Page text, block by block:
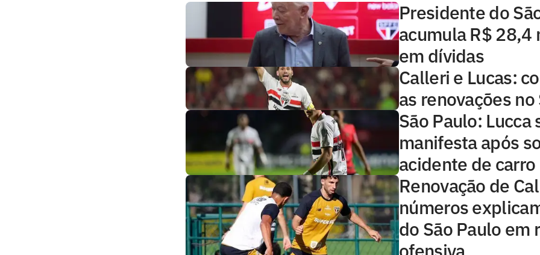
Presidente do
acumula R$ 28,4
em dívidas
Calleri e Lucas:
as renovações no
São Paulo: Lucca
manifesta após
acidente de carro
Renovação de
números
do São Paulo em